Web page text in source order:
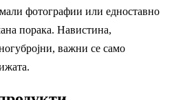
фотографии или едноставно
порака. Навистина,
важни се само